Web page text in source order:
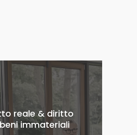
reale & diritto
immateriali